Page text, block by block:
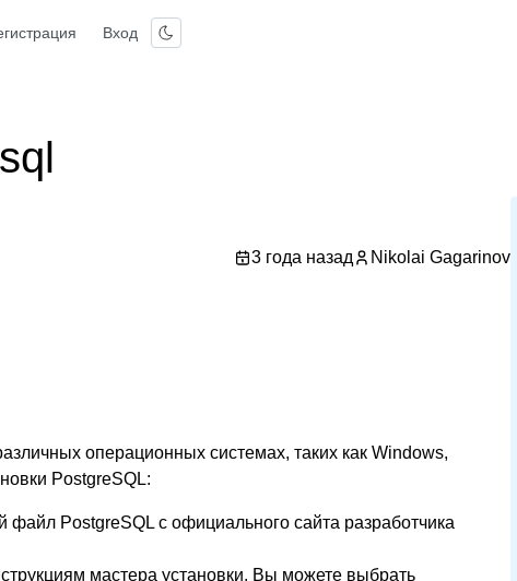
Вход
3 года назад Nikolai Gagarinov
операционных системах, таких как Windows,
PostgreSQL:
файл PostgreSQL с официального сайта разработчика
мастера установки. Вы можете выбрать